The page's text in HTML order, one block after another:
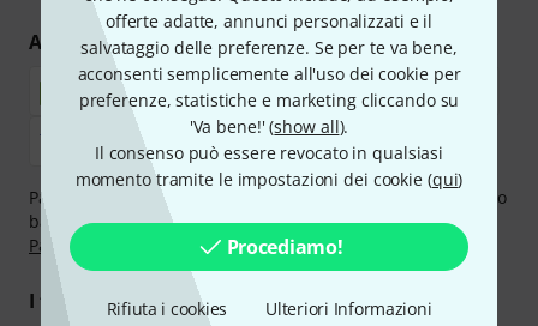
offerte adatte, annunci personalizzati e il
salvataggio delle preferenze. Se per te va bene,
acconsenti semplicemente all'uso dei cookie per
preferenze, statistiche e marketing cliccando su
'Va bene!' (show all).
Il consenso può essere revocato in qualsiasi
momento tramite le impostazioni dei cookie (qui)
Procediamo!
Rifiuta i cookies Ulteriori Informazioni
Acquisti e pagamenti sicuri
Paga in tutta sicurezza con Contanti alla consegna, Bonifico
bancario, PayPal, Amazon Pay,Klarna Paga Ora,Klarna
Paga in 3 rate
oppure Carta di credito.
I tuoi vantaggi